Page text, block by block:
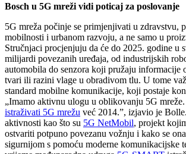
Bosch u 5G mreži vidi poticaj za poslovanje
5G mreža počinje se primjenjivati u zdravstvu,
mobilnosti i urbanom razvoju, a ne samo u
Stručnjaci procjenjuju da će do 2025. godine u
milijardi povezanih uređaja, od industrijskih
automobila do senzora koji pružaju informacije
tvari ili razini vlage u obradivom tlu. U tome
standard mobilne komunikacije, koji postaje
„Imamo aktivnu ulogu u oblikovanju 5G
istraživati 5G mrežu već 2014.”, izjavio je
aktivnosti kao što su 5G NetMobil, projekt
ostvariti potpuno povezanu vožnju i kako se
sigurnijom s pomoću moderne komunikacijske